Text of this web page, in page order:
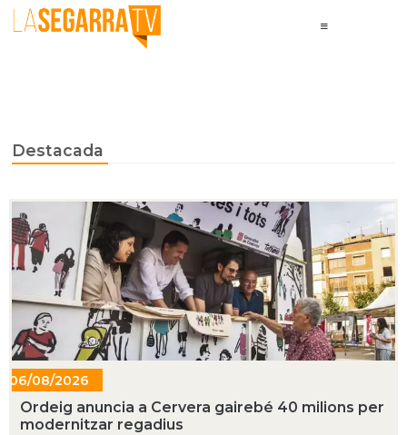
Destacada
06/08/2026
- 20:06
Ordeig anuncia a Cervera gairebé 40 milions per
modernitzar regadius